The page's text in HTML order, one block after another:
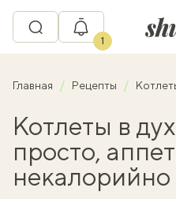
1
Главная Рецепты
Котлеты в
просто,
некалорийно